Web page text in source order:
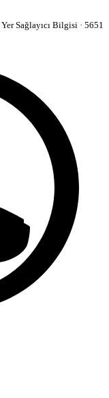
Yer Sağlayıcı Bilgisi · 5651